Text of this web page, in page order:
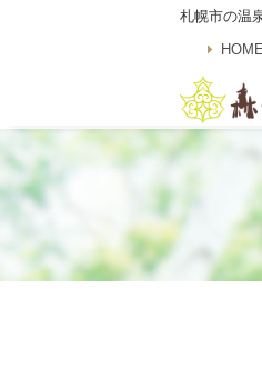
札幌市の温
HOME